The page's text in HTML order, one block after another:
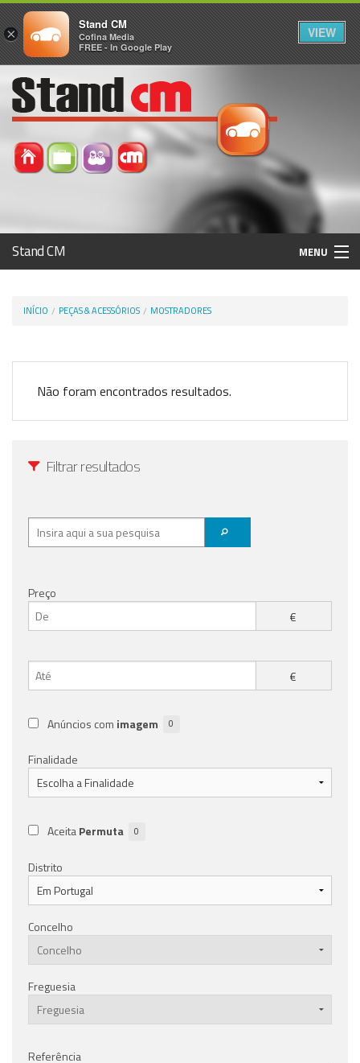
Stand CM MENU
Registo / Login
Anunciar Agora
INÍCIO PEÇAS & ACESSÓRIOS MOSTRADORES
Não foram encontrados resultados.
Filtrar resultados
Preço
€
€
Anúncios com imagem 0
Finalidade
AceitaPermuta 0
Distrito
Concelho
Freguesia
Referência
×
Stand CM
Cofina Media
FREE - In Google Play
VIEW